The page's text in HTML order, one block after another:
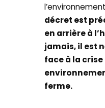
décret est
en arrière à
jamais, il est
face à la crise
ferme.